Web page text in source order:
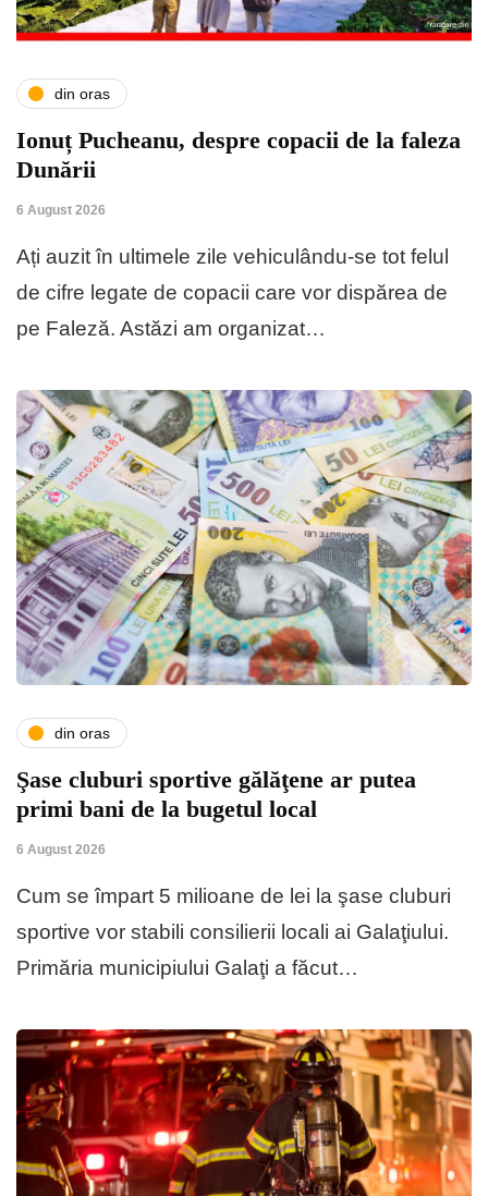
din oras
Ionuț Pucheanu, despre copacii de la faleza
Dunării
6 August 2026
Ați auzit în ultimele zile vehiculându-se tot felul
de cifre legate de copacii care vor dispărea de
pe Faleză. Astăzi am organizat…
din oras
Şase cluburi sportive gălăţene ar putea
primi bani de la bugetul local
6 August 2026
Cum se împart 5 milioane de lei la şase cluburi
sportive vor stabili consilierii locali ai Galaţiului.
Primăria municipiului Galaţi a făcut…